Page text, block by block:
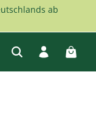
ab